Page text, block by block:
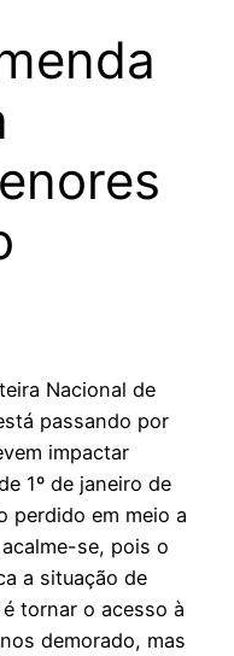
Nacional de
passando por
impactar
1º de janeiro de
perdido em meio a
se, pois o
a situação de
tornar o acesso à
demorado, mas